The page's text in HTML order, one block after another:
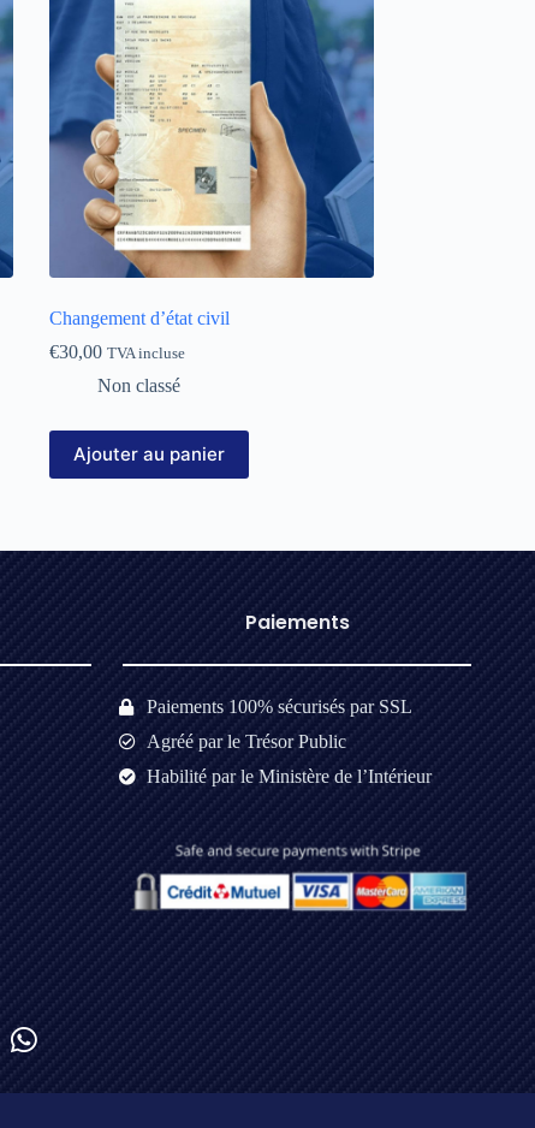
Changement d’état civil
€30,00 TVA incluse
Non classé
Ajouter au panier
Paiements​
Paiements 100% sécurisés par SSL
Agréé par le Trésor Public
Habilité par le Ministère de l’Intérieur